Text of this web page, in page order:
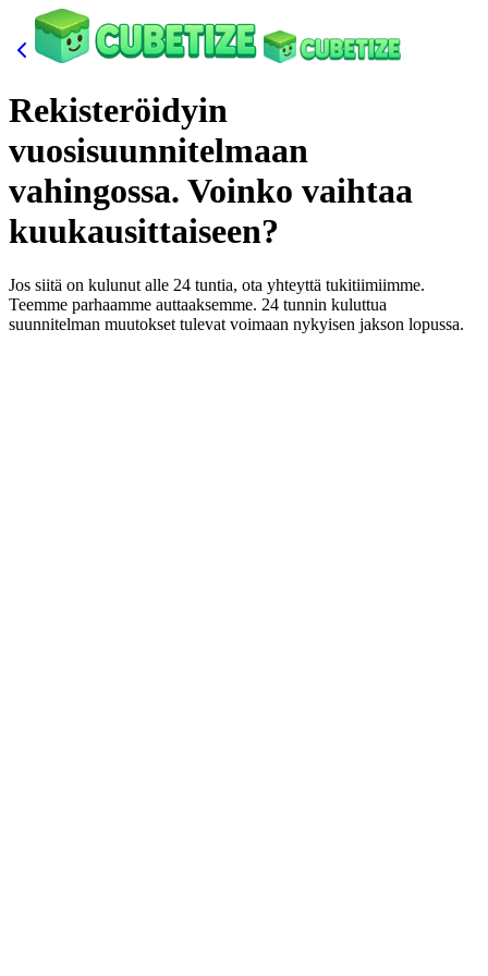
Rekisteröidyin
vuosisuunnitelmaan
vahingossa. Voinko vaihtaa
kuukausittaiseen?
Jos siitä on kulunut alle 24 tuntia, ota yhteyttä tukitiimiimme.
Teemme parhaamme auttaaksemme. 24 tunnin kuluttua
suunnitelman muutokset tulevat voimaan nykyisen jakson lopussa.